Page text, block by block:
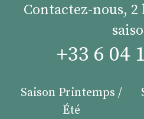
Contactez-nous,
+33 6 04
Saison Printemps /
Été